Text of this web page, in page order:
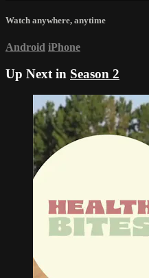
Watch anywhere, anytime
Android iPhone
Up Next in Season 2